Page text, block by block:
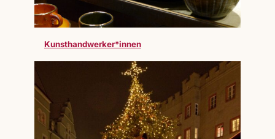
Kunsthandwerker*innen